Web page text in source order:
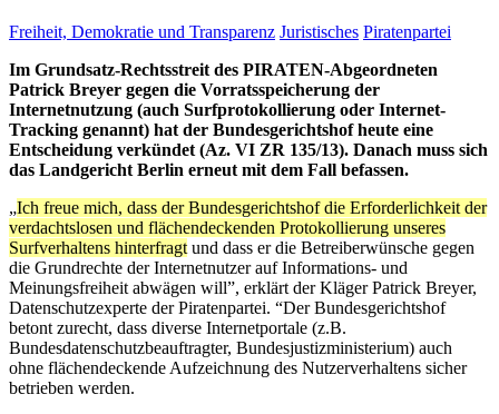
Freiheit, Demokratie und Transparenz Juristisches Piratenpartei
Im Grundsatz-Rechtsstreit des PIRATEN-Abgeordneten
Patrick Breyer gegen die Vorratsspeicherung der
Internetnutzung (auch Surfprotokollierung oder Internet-
Tracking genannt) hat der Bundesgerichtshof heute eine
Entscheidung verkündet (Az. VI ZR 135/13). Danach muss sich
das Landgericht Berlin erneut mit dem Fall befassen.
„Ich freue mich, dass der Bundesgerichtshof die Erforderlichkeit der
verdachtslosen und flächendeckenden Protokollierung unseres
Surfverhaltens hinterfragt und dass er die Betreiberwünsche gegen
die Grundrechte der Internetnutzer auf Informations- und
Meinungsfreiheit abwägen will”, erklärt der Kläger Patrick Breyer,
Datenschutzexperte der Piratenpartei. “Der Bundesgerichtshof
betont zurecht, dass diverse Internetportale (z.B.
Bundesdatenschutzbeauftragter, Bundesjustizministerium) auch
ohne flächendeckende Aufzeichnung des Nutzerverhaltens sicher
betrieben werden.